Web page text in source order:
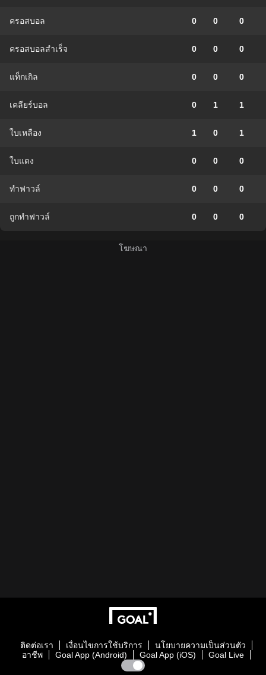
ครอสบอล 0 0 0
ครอสบอลสำเร็จ 0 0 0
แท็กเกิล 0 0 0
เคลียร์บอล 0 1 1
ใบเหลือง 1 0 1
ใบแดง 0 0 0
ทำฟาวล์ 0 0 0
ถูกทำฟาวล์ 0 0 0
ติดต่อเรา เงื่อนไขการใช้บริการ
นโยบายความเป็นส่วนตัว
อาชีพ
Goal App (Android) Goal App (iOS) Goal Live